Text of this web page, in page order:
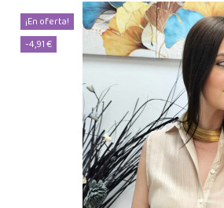
¡En oferta!
-4,91 €